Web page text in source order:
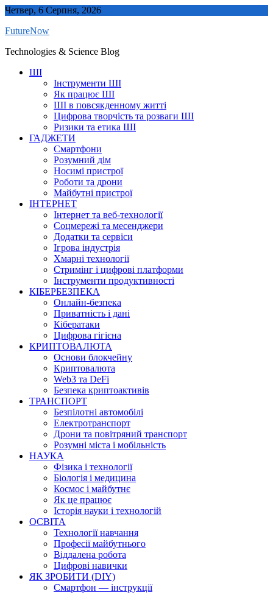
Skip
content
Четвер, 6 Серпня, 2026
FutureNow
Technologies & Science Blog
ШІ
Інструменти ШІ
Як працює ШІ
ШІ в повсякденному житті
Цифрова творчість та розваги ШІ
Ризики та етика ШІ
ГАДЖЕТИ
Смартфони
Розумний дім
Носимі пристрої
Роботи та дрони
Майбутні пристрої
ІНТЕРНЕТ
Інтернет та веб-технології
Соцмережі та месенджери
Додатки та сервіси
Ігрова індустрія
Хмарні технології
Стримінг і цифрові платформи
Інструменти продуктивності
КІБЕРБЕЗПЕКА
Онлайн-безпека
Приватність і дані
Кібератаки
Цифрова гігієна
КРИПТОВАЛЮТА
Основи блокчейну
Криптовалюта
Web3 та DeFi
Безпека криптоактивів
ТРАНСПОРТ
Безпілотні автомобілі
Електротранспорт
Дрони та повітряний транспорт
Розумні міста і мобільність
НАУКА
Фізика і технології
Біологія і медицина
Космос і майбутнє
Як це працює
Історія науки і технологій
ОСВІТА
Технології навчання
Професії майбутнього
Віддалена робота
Цифрові навички
ЯК ЗРОБИТИ (DIY)
Смартфон — інструкції